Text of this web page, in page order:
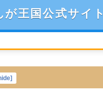
が王国公式サイト
]